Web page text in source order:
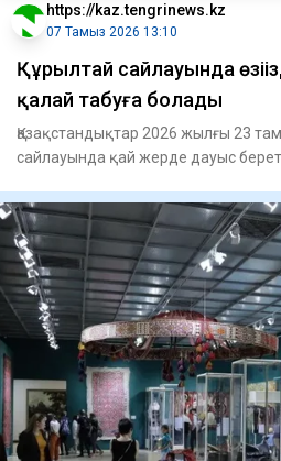
https://kaz.tengrinews.kz
07 Тамыз 2026 13:10
Құрылтай сайлауында
қалай табуға болады
Қазақстандықтар 2026 жылғы 23
сайлауында қай жерде дауыс